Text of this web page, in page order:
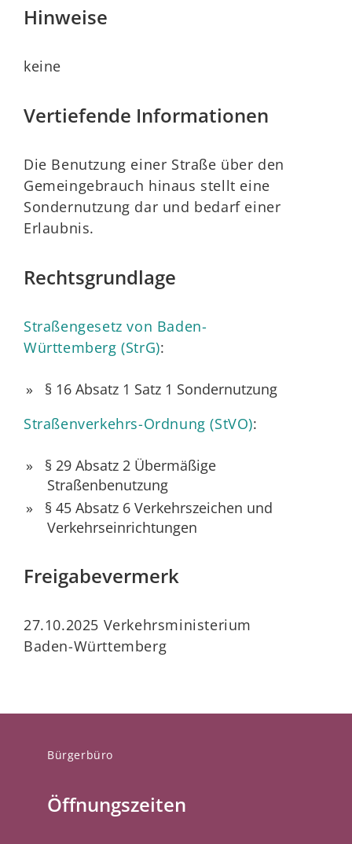
Hinweise
keine
Vertiefende Informationen
Die Benutzung einer Straße über den
Gemeingebrauch hinaus stellt eine
Sondernutzung dar und bedarf einer
Erlaubnis.
Rechtsgrundlage
Straßengesetz von Baden-
Württemberg (StrG):
§ 16 Absatz 1 Satz 1 Sondernutzung
Straßenverkehrs-Ordnung (StVO):
§ 29 Absatz 2 Übermäßige
Straßenbenutzung
§ 45 Absatz 6 Verkehrszeichen und
Verkehrseinrichtungen
Freigabevermerk
27.10.2025 Verkehrsministerium
Baden-Württemberg
Bürgerbüro
Öffnungszeiten